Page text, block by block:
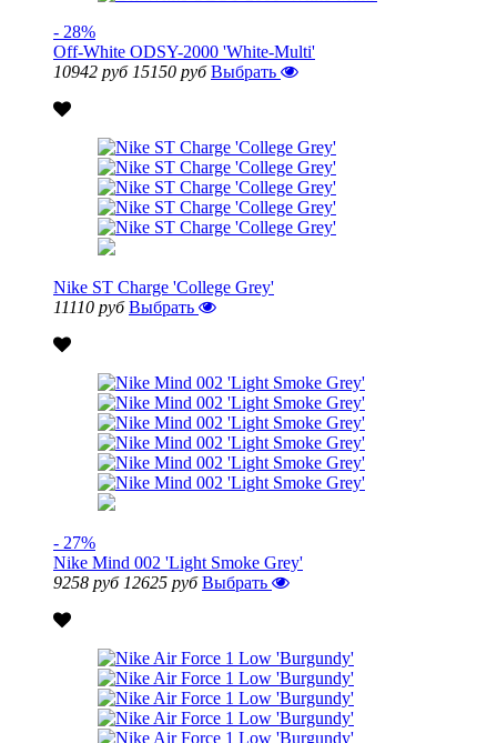
- 28%
Off-White ODSY-2000 'White-Multi'
10942 руб 15150 руб Выбрать
Nike ST Charge 'College Grey'
11110 руб Выбрать
- 27%
Nike Mind 002 'Light Smoke Grey'
9258 руб 12625 руб Выбрать